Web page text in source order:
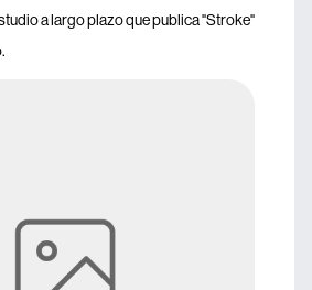
a largo plazo que publica "Stroke"